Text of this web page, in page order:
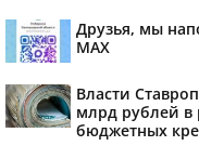
Друзья, мы
МАХ
Власти
млрд рублей в
бюджетных